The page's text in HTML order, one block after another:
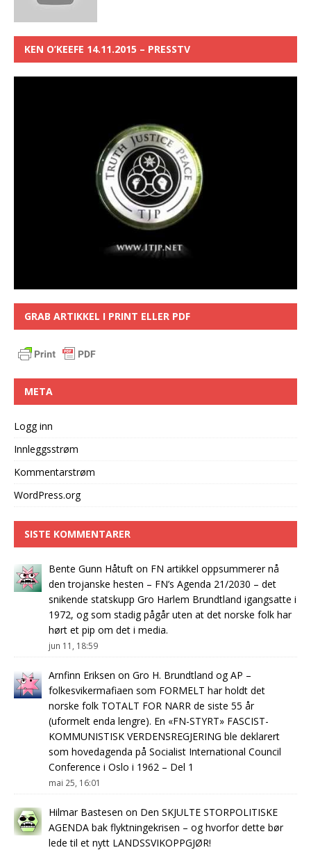
KEN O’KEEFE 14.11.2015 – PRESSTV
GRAB ARTIKKEL I PRINT ELLER PDF
META
Logg inn
Innleggsstrøm
Kommentarstrøm
WordPress.org
SISTE KOMMENTARER
Bente Gunn Håtuft on FN artikkel oppsummerer nå
den trojanske hesten – FN’s Agenda 21/2030 – det
snikende statskupp Gro Harlem Brundtland igangsatte i
1972, og som stadig pågår uten at det norske folk har
hørt et pip om det i media.
jun 11, 18:59
Arnfinn Eriksen on Gro H. Brundtland og AP –
folkesvikermafiaen som FORMELT har holdt det
norske folk TOTALT FOR NARR de siste 55 år
(uformelt enda lengre). En «FN-STYRT» FASCIST-
KOMMUNISTISK VERDENSREGJERING ble deklarert
som hovedagenda på Socialist International Council
Conference i Oslo i 1962 – Del 1
mai 25, 16:01
Hilmar Bastesen on Den SKJULTE STORPOLITISKE
AGENDA bak flyktningekrisen – og hvorfor dette bør
lede til et nytt LANDSSVIKOPPGJØR!